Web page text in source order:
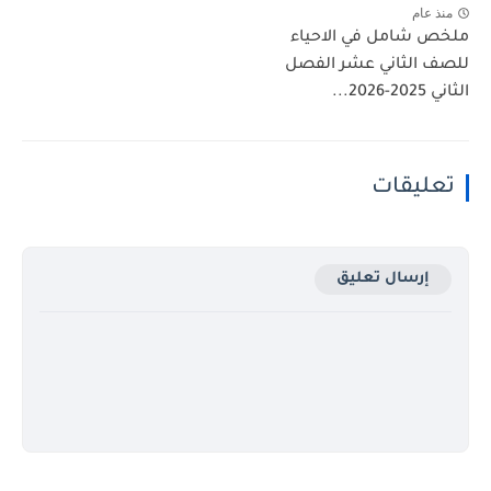
منذ عام
ملخص شامل في الاحياء
للصف الثاني عشر الفصل
الثاني 2025-2026...
تعليقات
إرسال تعليق